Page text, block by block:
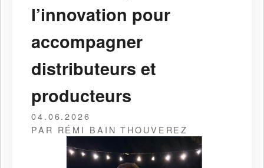
l’innovation pour
accompagner
distributeurs et
producteurs
04.06.2026
PAR RÉMI BAIN THOUVEREZ